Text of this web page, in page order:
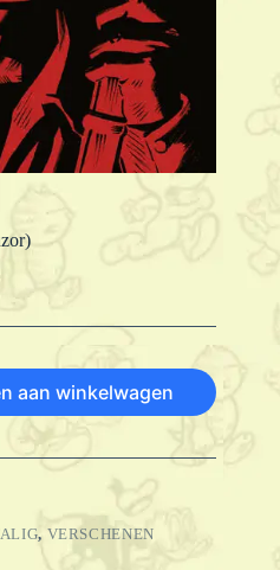
aan winkelwagen
, VERSCHENEN